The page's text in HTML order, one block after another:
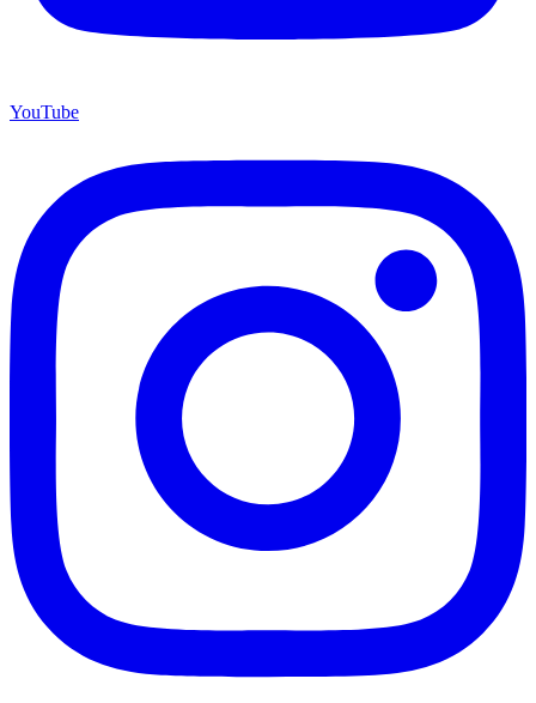
YouTube